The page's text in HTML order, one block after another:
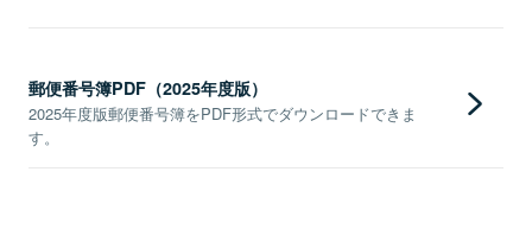
郵便番号簿PDF（2025年度版）
2025年度版郵便番号簿をPDF形式でダウンロードできま
す。